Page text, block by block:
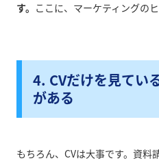
す。 ここに、マーケティングの
4. CVだけを見てい
がある
もちろん、CVは大事です。資料